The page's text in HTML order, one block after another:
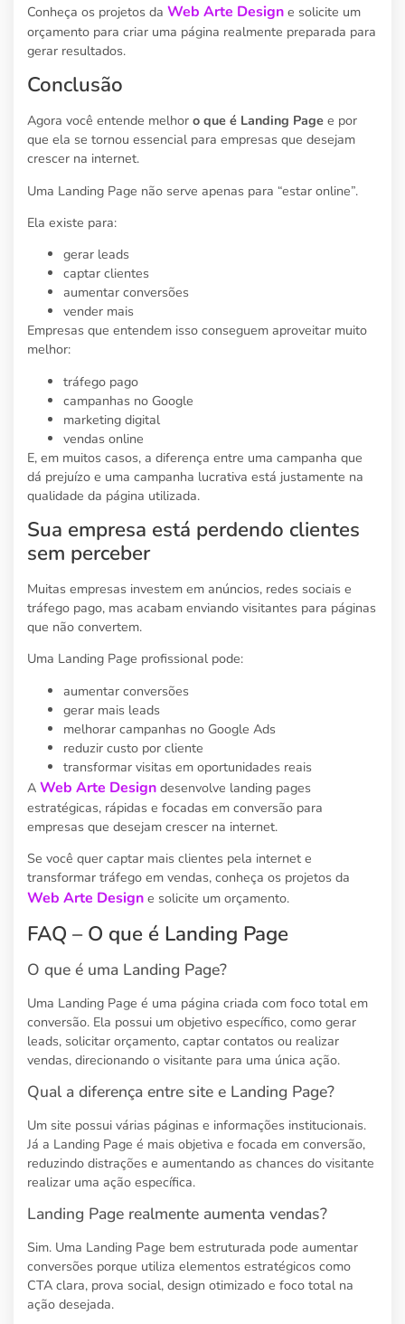
Conheça os projetos da Web Arte Design e solicite um
orçamento para criar uma página realmente preparada para
gerar resultados.
Conclusão
Agora você entende melhor o que é Landing Page e por
que ela se tornou essencial para empresas que desejam
crescer na internet.
Uma Landing Page não serve apenas para “estar online”.
Ela existe para:
gerar leads
captar clientes
aumentar conversões
vender mais
Empresas que entendem isso conseguem aproveitar muito
melhor:
tráfego pago
campanhas no Google
marketing digital
vendas online
E, em muitos casos, a diferença entre uma campanha que
dá prejuízo e uma campanha lucrativa está justamente na
qualidade da página utilizada.
Sua empresa está perdendo clientes
sem perceber
Muitas empresas investem em anúncios, redes sociais e
tráfego pago, mas acabam enviando visitantes para páginas
que não convertem.
Uma Landing Page profissional pode:
aumentar conversões
gerar mais leads
melhorar campanhas no Google Ads
reduzir custo por cliente
transformar visitas em oportunidades reais
A Web Arte Design desenvolve landing pages
estratégicas, rápidas e focadas em conversão para
empresas que desejam crescer na internet.
Se você quer captar mais clientes pela internet e
transformar tráfego em vendas, conheça os projetos da
Web Arte Design e solicite um orçamento.
FAQ – O que é Landing Page
O que é uma Landing Page?
Uma Landing Page é uma página criada com foco total em
conversão. Ela possui um objetivo específico, como gerar
leads, solicitar orçamento, captar contatos ou realizar
vendas, direcionando o visitante para uma única ação.
Qual a diferença entre site e Landing Page?
Um site possui várias páginas e informações institucionais.
Já a Landing Page é mais objetiva e focada em conversão,
reduzindo distrações e aumentando as chances do visitante
realizar uma ação específica.
Landing Page realmente aumenta vendas?
Sim. Uma Landing Page bem estruturada pode aumentar
conversões porque utiliza elementos estratégicos como
CTA clara, prova social, design otimizado e foco total na
ação desejada.